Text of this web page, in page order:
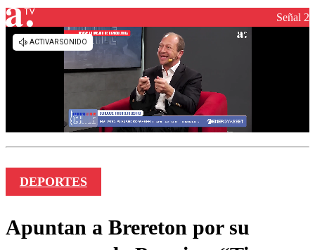
Señal 2
DEPORTES
Apuntan a Brereton por su